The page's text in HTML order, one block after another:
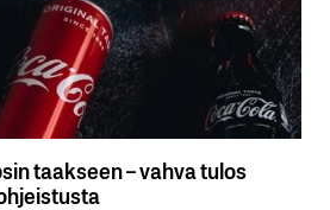
taakseen – vahva tulos